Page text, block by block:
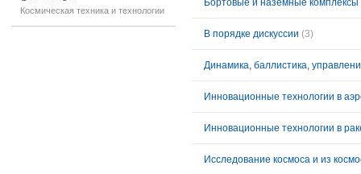
Космическая техника и технологии
Бортовые и наземные
В порядке дискуссии (3)
Динамика, баллистика,
Инновационные технологии в
Инновационные технологии в